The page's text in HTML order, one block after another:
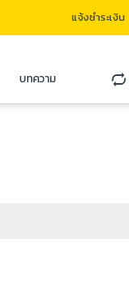
แจ้งชำระเงิน
บทความ